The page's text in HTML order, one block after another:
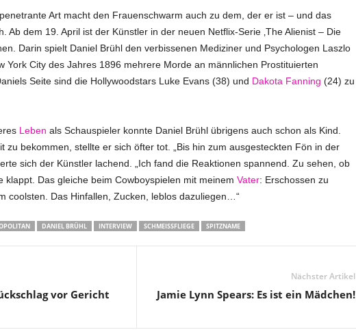
Art macht den Frauenschwarm auch zu dem, der er ist – und das
Ab dem 19. April ist der Künstler in der neuen Netflix-Serie ‚The Alienist – Die
Darin spielt Daniel Brühl den verbissenen Mediziner und Psychologen Laszlo
York City des Jahres 1896 mehrere Morde an männlichen Prostituierten
Seite sind die Hollywoodstars Luke Evans (38) und Dakota Fanning (24) zu
Leben als Schauspieler konnte Daniel Brühl übrigens auch schon als Kind.
zu bekommen, stellte er sich öfter tot. „Bis hin zum ausgesteckten Fön in der
sich der Künstler lachend. „Ich fand die Reaktionen spannend. Zu sehen, ob
klappt. Das gleiche beim Cowboyspielen mit meinem Vater: Erschossen zu
coolsten. Das Hinfallen, Zucken, leblos dazuliegen…“
DANIEL BRÜHL INTERVIEW SCHMEISSFLIEGE SPITZNAME
vor Gericht
Nächster Artikel
Jamie Lynn Spears: Es ist ein Mädchen!